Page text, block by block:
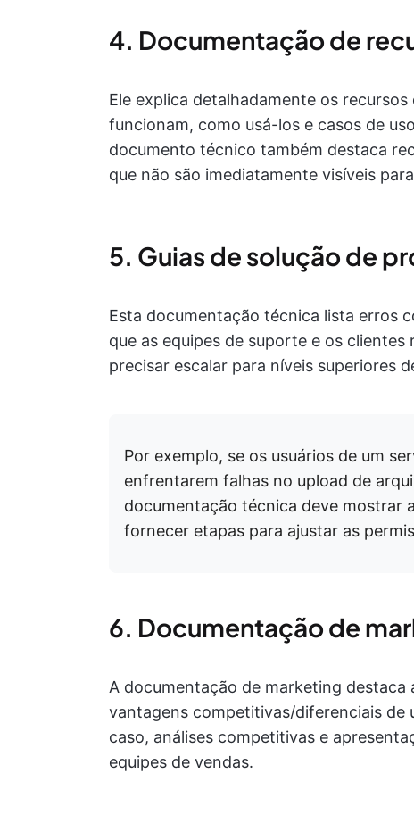
4. Documentação de
Ele explica detalhadamente os
funcionam, como usá-los e casos de
documento técnico também destaca
que não são imediatamente visíveis
5. Guias de solução de
Esta documentação técnica lista erros
que as equipes de suporte e os
precisar escalar para níveis superiores
Por exemplo, se os usuários de um
enfrentarem falhas no upload de
documentação técnica deve mostrar
fornecer etapas para ajustar as
6. Documentação de
A documentação de marketing
vantagens competitivas/diferenciais de
caso, análises competitivas e
equipes de vendas.